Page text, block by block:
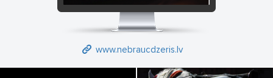
www.nebraucdzeris.lv